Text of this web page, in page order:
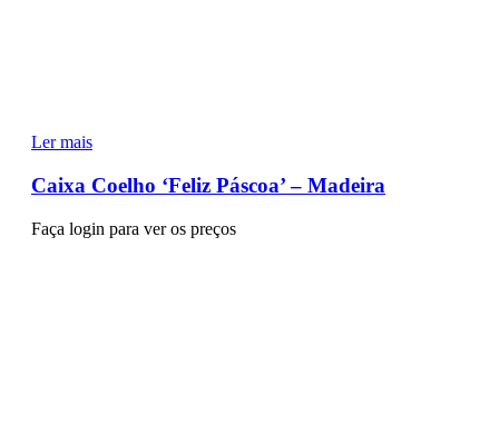
Ler mais
Caixa Coelho ‘Feliz Páscoa’ – Madeira
Faça login para ver os preços